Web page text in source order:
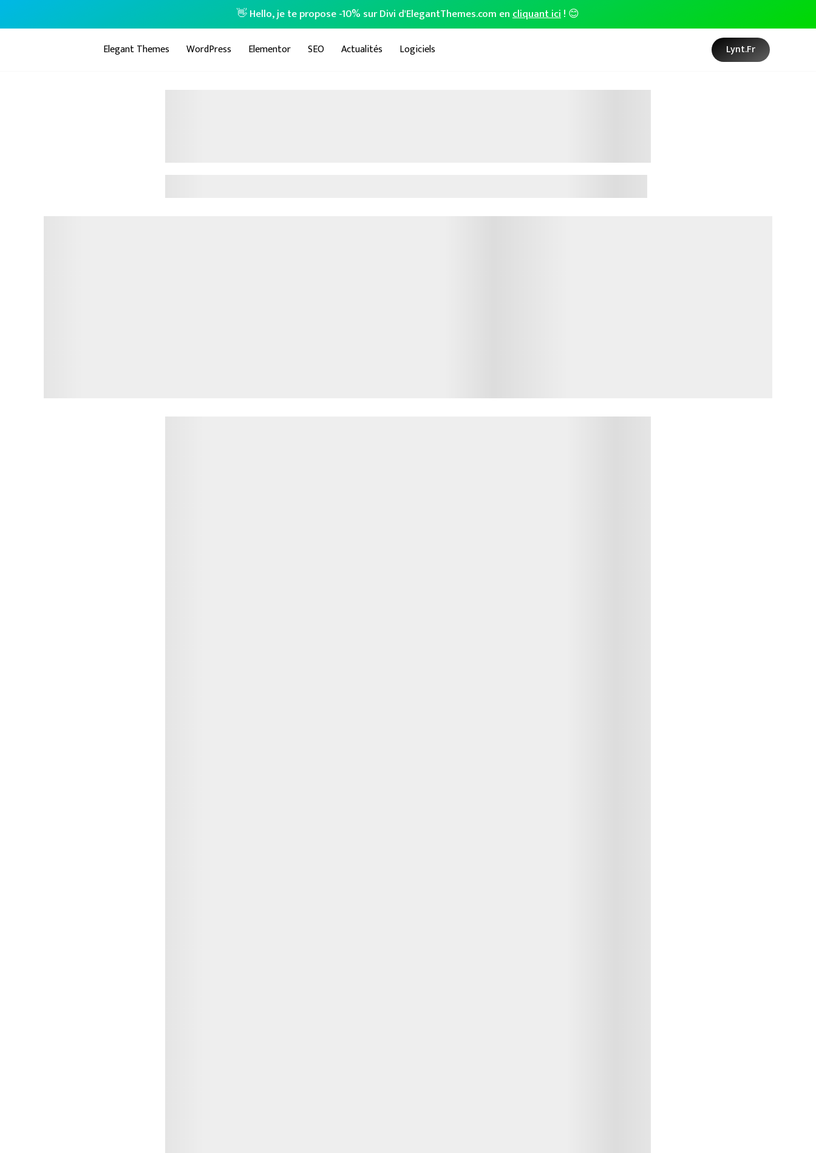
👋 Hello, je te propose -10% sur Divi d'ElegantThemes.com encliquant ici! 😊
Elegant Themes WordPress Elementor SEO Actualités Logiciels Lynt.fr